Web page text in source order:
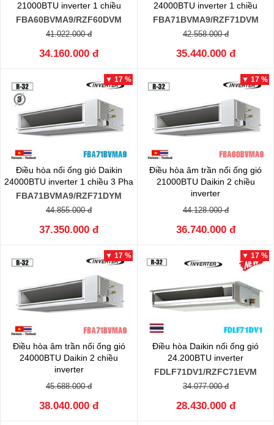
21000BTU inverter 1 chiều
FBA60BVMA9/RZF60DVM
41.022.000 đ
34.160.000 đ
24000BTU inverter 1 chiều
FBA71BVMA9/RZF71DVM
42.558.000 đ
35.440.000 đ
▼ 17 %
Điều hòa nối ống gió Daikin
24000BTU inverter 1 chiều 3 Pha
FBA71BVMA9/RZF71DYM
44.855.000 đ
37.350.000 đ
▼ 17 %
Điều hòa âm trần nối ống gió
21000BTU Daikin 2 chiều
inverter
FBA60BVMA9/RZA60DV2V
44.128.000 đ
36.740.000 đ
▼ 17 %
Điều hòa âm trần nối ống gió
24000BTU Daikin 2 chiều
inverter
FBA71BVMA9/RZA71DV1
45.688.000 đ
38.040.000 đ
▼ 17 %
Điều hòa Daikin nối ống gió
24.200BTU inverter
FDLF71DV1/RZFC71EVM
34.077.000 đ
28.430.000 đ